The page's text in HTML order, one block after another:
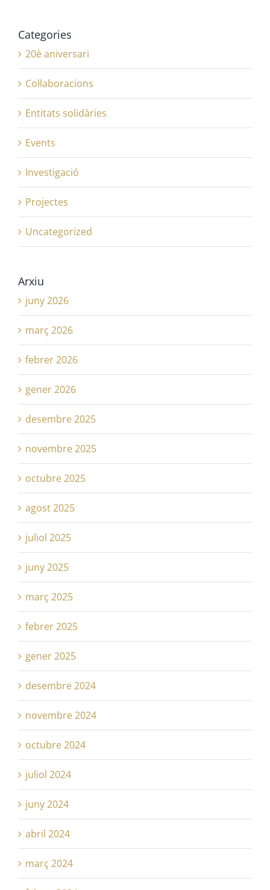
Categories
20è aniversari
Col·laboracions
Entitats solidàries
Events
Investigació
Projectes
Uncategorized
Arxiu
juny 2026
març 2026
febrer 2026
gener 2026
desembre 2025
novembre 2025
octubre 2025
agost 2025
juliol 2025
juny 2025
març 2025
febrer 2025
gener 2025
desembre 2024
novembre 2024
octubre 2024
juliol 2024
juny 2024
abril 2024
març 2024